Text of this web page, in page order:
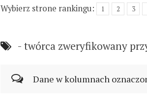
Wybierz strone rankingu: 1 2 3
- twórca zweryfikowany
Dane w kolumnach